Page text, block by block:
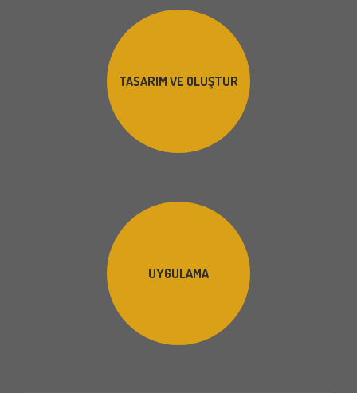
TASARIM VE OLUŞTUR
UYGULAMA